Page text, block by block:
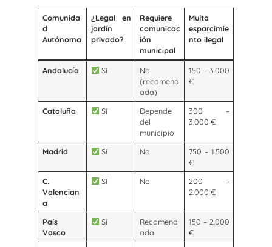
Comunida
d
Autónoma
¿Legal en
jardín
privado?
Requiere
comunicac
ión
municipal
Multa
esparcimie
nto ilegal
Andalucía Sí
No
(recomend
ada)
150 – 3.000
€
Cataluña Sí
Depende
del
municipio
300 –
3.000 €
Madrid Sí No
750 – 1.500
€
C.
Valencian
a
Sí No
200 –
2.000 €
País
Vasco
Sí
Recomend
ada
150 – 2.000
€